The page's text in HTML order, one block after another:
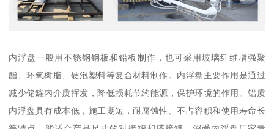
内浮盘一般用不锈钢钢板和铅板制作，也可采用玻璃纤维增强聚
酯、环氧树脂、硬泡塑料等复合材料制作。内浮盘主要作用是通过
减少储罐内介质挥发，降低损耗节约能源，保护环境的作用。铝质
内浮盘具有成本低，施工期短，耐腐蚀性、不占容积和使用寿命长